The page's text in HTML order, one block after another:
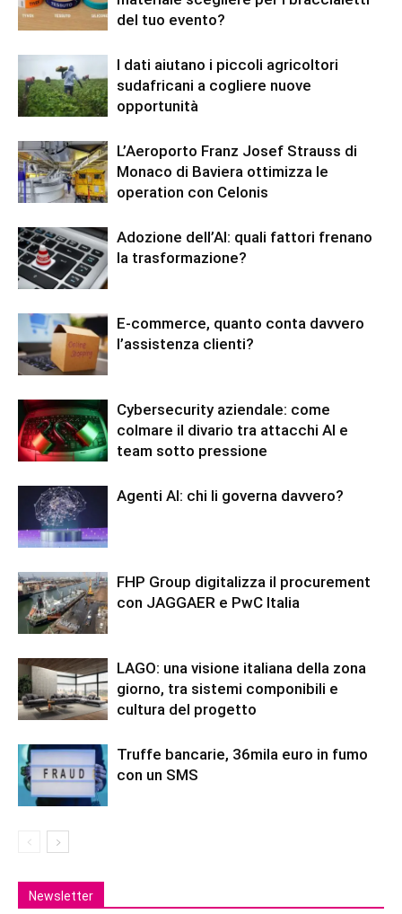
del tuo evento?
I dati aiutano i piccoli agricoltori
sudafricani a cogliere nuove
opportunità
L’Aeroporto Franz Josef Strauss di
Monaco di Baviera ottimizza le
operation con Celonis
Adozione dell’AI: quali fattori frenano
la trasformazione?
E-commerce, quanto conta davvero
l’assistenza clienti?
Cybersecurity aziendale: come
colmare il divario tra attacchi AI e
team sotto pressione
Agenti AI: chi li governa davvero?
FHP Group digitalizza il procurement
con JAGGAER e PwC Italia
LAGO: una visione italiana della zona
giorno, tra sistemi componibili e
cultura del progetto
Truffe bancarie, 36mila euro in fumo
con un SMS
Newsletter